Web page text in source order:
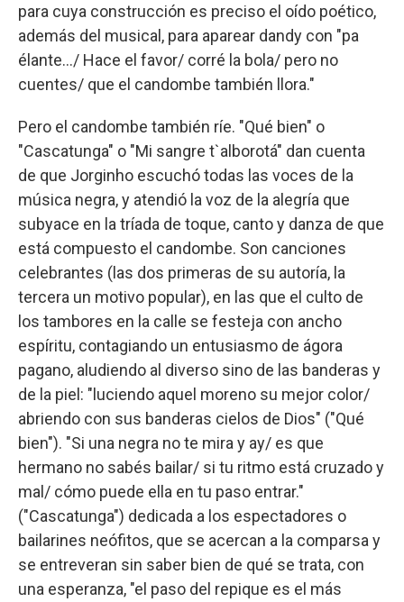
para cuya construcción es preciso el oído poético,
además del musical, para aparear dandy con "pa
élante…/ Hace el favor/ corré la bola/ pero no
cuentes/ que el candombe también llora."
Pero el candombe también ríe. "Qué bien" o
"Cascatunga" o "Mi sangre t`alborotá" dan cuenta
de que Jorginho escuchó todas las voces de la
música negra, y atendió la voz de la alegría que
subyace en la tríada de toque, canto y danza de que
está compuesto el candombe. Son canciones
celebrantes (las dos primeras de su autoría, la
tercera un motivo popular), en las que el culto de
los tambores en la calle se festeja con ancho
espíritu, contagiando un entusiasmo de ágora
pagano, aludiendo al diverso sino de las banderas y
de la piel: "luciendo aquel moreno su mejor color/
abriendo con sus banderas cielos de Dios" ("Qué
bien"). "Si una negra no te mira y ay/ es que
hermano no sabés bailar/ si tu ritmo está cruzado y
mal/ cómo puede ella en tu paso entrar."
("Cascatunga") dedicada a los espectadores o
bailarines neófitos, que se acercan a la comparsa y
se entreveran sin saber bien de qué se trata, con
una esperanza, "el paso del repique es el más